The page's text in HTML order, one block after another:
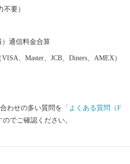
不要）
）通信料金合算
、Master、JCB、Diners、AMEX）
わせの多い質問を 「よくある質問（F
でご確認ください。